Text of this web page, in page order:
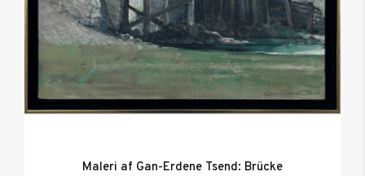
Maleri af Gan-Erdene Tsend: Brücke